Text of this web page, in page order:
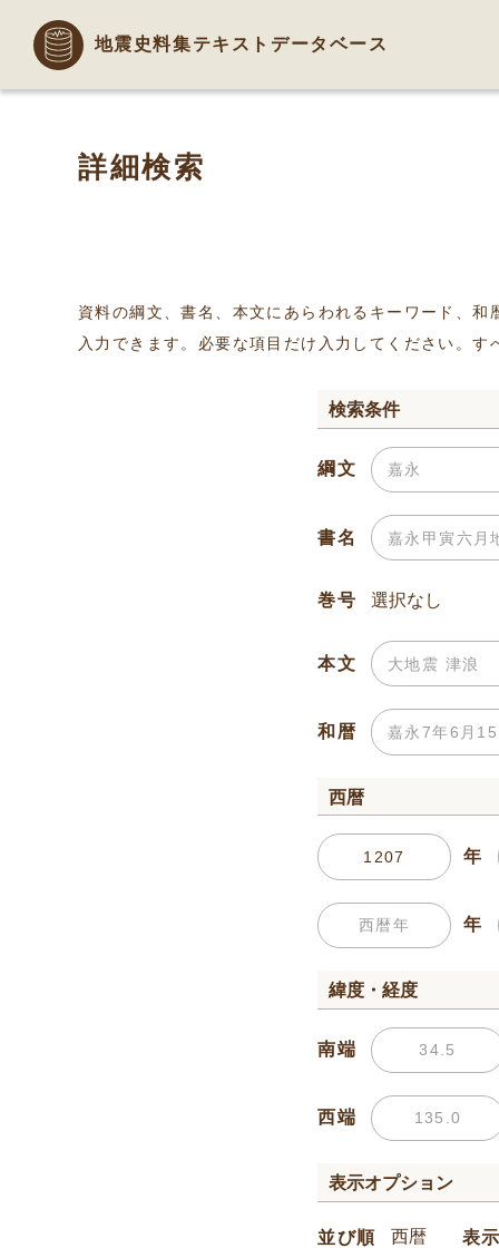
地震史料集テキストデータベース
詳細検索
資料の綱文、書名、本文にあらわれるキーワード、
入力できます。必要な項目だけ入力してください。
検索条件
綱文
書名
巻号
本文
和暦
西暦
年
年
緯度・経度
南端
西端
表示オプション
並び順 表